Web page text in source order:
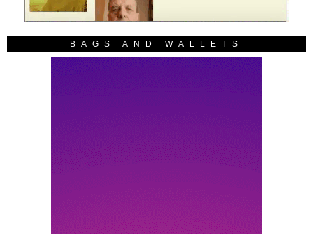
BAGS AND WALLETS